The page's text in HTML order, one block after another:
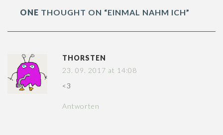
ONE THOUGHT ON “EINMAL NAHM ICH”
THORSTEN
23. 09. 2017 at 14:08
<3
Antworten